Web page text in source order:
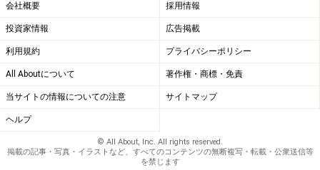
会社概要 採用情報
投資家情報 広告掲載
利用規約 プライバシーポリシー
All Aboutについて 著作権・商標・免責
当サイトの情報についての注意 サイトマップ
ヘルプ
© All About, Inc. All rights reserved.
掲載の記事・写真・イラストなど、すべてのコンテンツの無断複写・転載・公衆送信等
を禁じます